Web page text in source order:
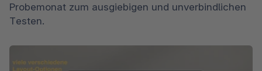
Probemonat zum ausgiebigen und unverbindlichen
Testen.